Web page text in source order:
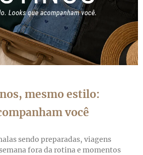
mesmo estilo:
você
sendo preparadas, viagens
fora da rotina e momentos